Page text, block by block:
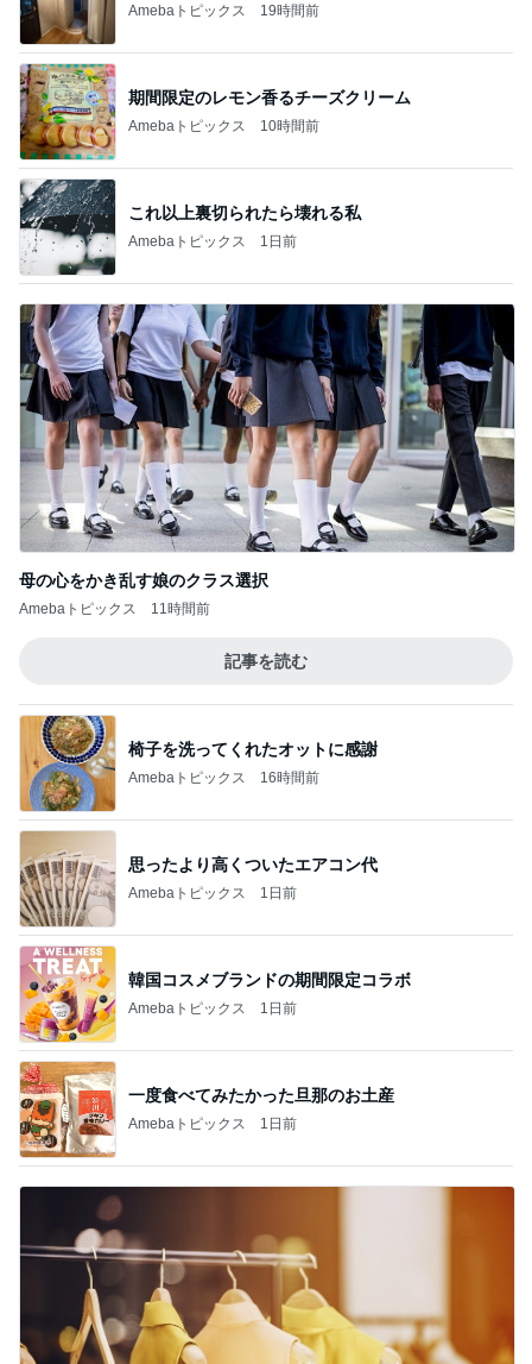
Amebaトピックス 19時間前
期間限定のレモン香るチーズクリーム
Amebaトピックス 10時間前
これ以上裏切られたら壊れる私
Amebaトピックス 1日前
母の心をかき乱す娘のクラス選択
Amebaトピックス 11時間前
記事を読む
椅子を洗ってくれたオットに感謝
Amebaトピックス 16時間前
思ったより高くついたエアコン代
Amebaトピックス 1日前
韓国コスメブランドの期間限定コラボ
Amebaトピックス 1日前
一度食べてみたかった旦那のお土産
Amebaトピックス 1日前